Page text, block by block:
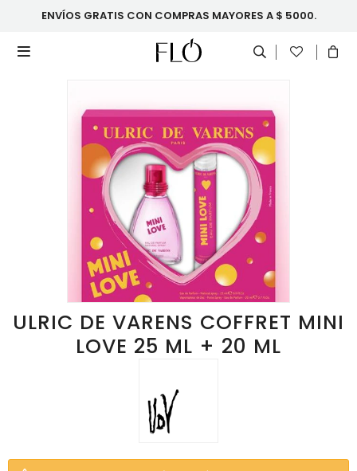
ENVÍOS GRATIS CON COMPRAS MAYORES A $ 5000.

ULRIC DE VARENS COFFRET MINI
LOVE 25 ML + 20 ML